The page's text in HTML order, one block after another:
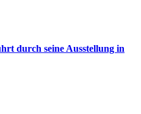
durch seine Ausstellung in